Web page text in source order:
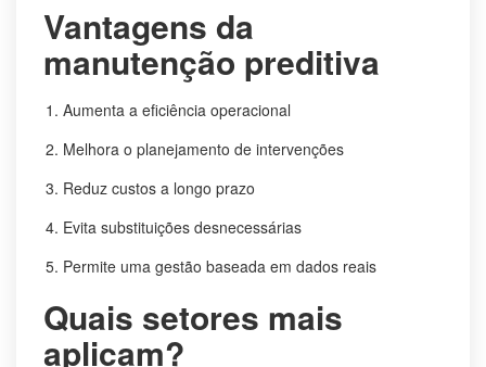
Vantagens da
manutenção preditiva
Aumenta a eficiência operacional
Melhora o planejamento de intervenções
Reduz custos a longo prazo
Evita substituições desnecessárias
Permite uma gestão baseada em dados reais
Quais setores mais
aplicam?